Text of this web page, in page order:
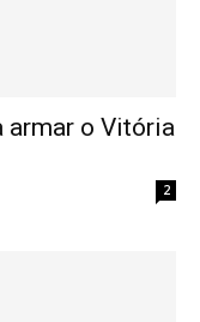
armar o Vitória
2